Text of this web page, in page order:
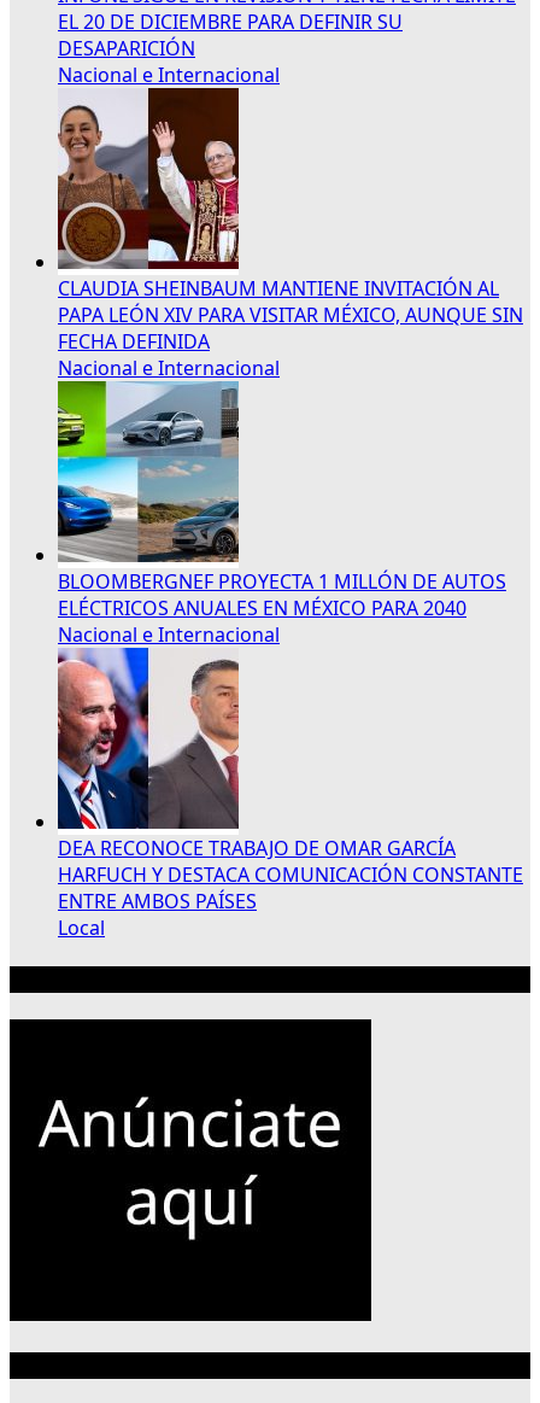
EL 20 DE DICIEMBRE PARA DEFINIR SU
DESAPARICIÓN
Nacional e Internacional
CLAUDIA SHEINBAUM MANTIENE INVITACIÓN AL
PAPA LEÓN XIV PARA VISITAR MÉXICO, AUNQUE SIN
FECHA DEFINIDA
Nacional e Internacional
BLOOMBERGNEF PROYECTA 1 MILLÓN DE AUTOS
ELÉCTRICOS ANUALES EN MÉXICO PARA 2040
Nacional e Internacional
DEA RECONOCE TRABAJO DE OMAR GARCÍA
HARFUCH Y DESTACA COMUNICACIÓN CONSTANTE
ENTRE AMBOS PAÍSES
Local